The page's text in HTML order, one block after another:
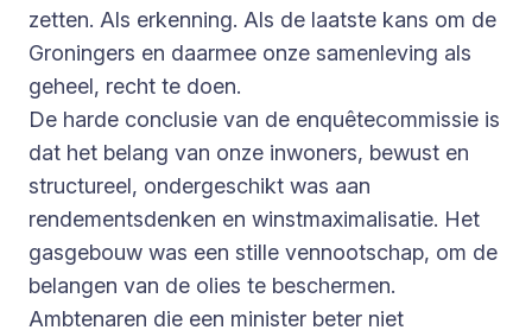
zetten. Als erkenning. Als de laatste kans om de
Groningers en daarmee onze samenleving als
geheel, recht te doen.
De harde conclusie van de enquêtecommissie is
dat het belang van onze inwoners, bewust en
structureel, ondergeschikt was aan
rendementsdenken en winstmaximalisatie. Het
gasgebouw was een stille vennootschap, om de
belangen van de olies te beschermen.
Ambtenaren die een minister beter niet